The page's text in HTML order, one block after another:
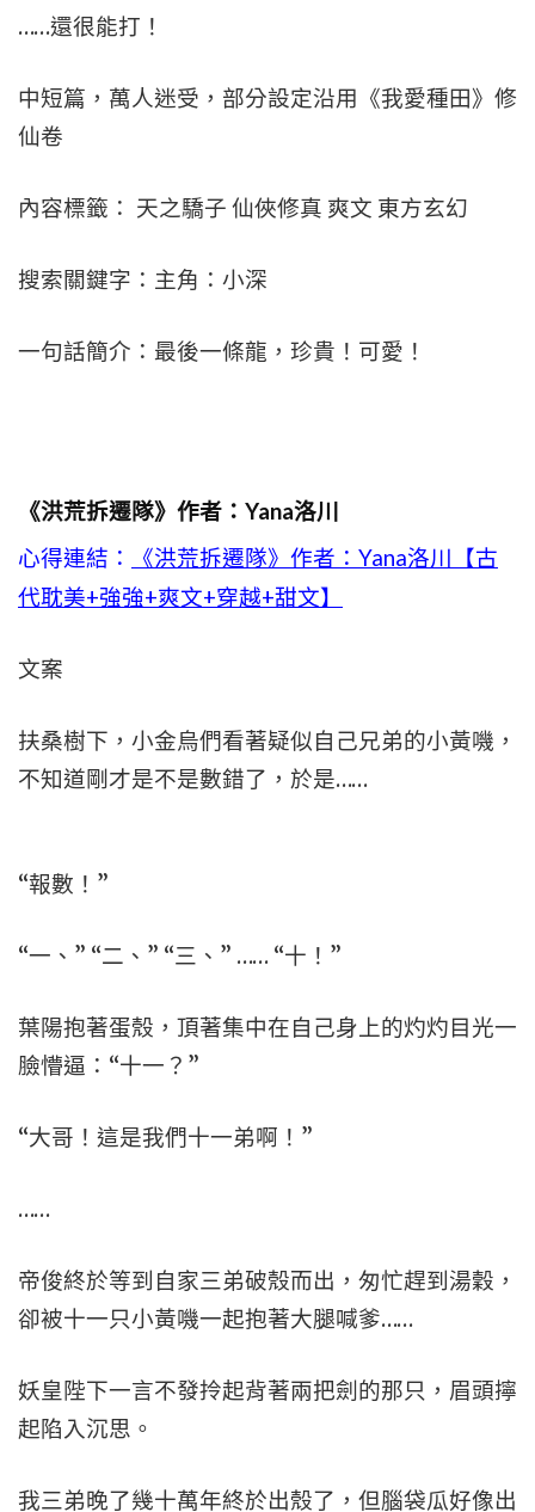
……還很能打！
中短篇，萬人迷受，部分設定沿用《我愛種田》修
仙卷
內容標籤： 天之驕子 仙俠修真 爽文 東方玄幻
搜索關鍵字：主角：小深
一句話簡介：最後一條龍，珍貴！可愛！
《洪荒拆遷隊》作者：Yana洛川
心得連結：
《洪荒拆遷隊》作者：Yana洛川【古
代耽美+強強+爽文+穿越+甜文】
文案
扶桑樹下，小金烏們看著疑似自己兄弟的小黃嘰，
不知道剛才是不是數錯了，於是……
“報數！”
“一、” “二、” “三、” …… “十！”
葉陽抱著蛋殼，頂著集中在自己身上的灼灼目光一
臉懵逼：“十一？”
“大哥！這是我們十一弟啊！”
……
帝俊終於等到自家三弟破殼而出，匆忙趕到湯穀，
卻被十一只小黃嘰一起抱著大腿喊爹……
妖皇陛下一言不發拎起背著兩把劍的那只，眉頭擰
起陷入沉思。
我三弟晚了幾十萬年終於出殼了，但腦袋瓜好像出